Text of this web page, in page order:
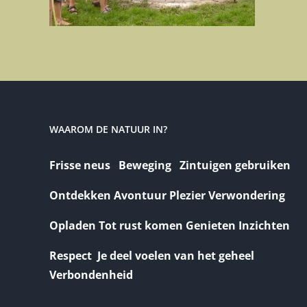
WAAROM DE NATUUR IN?
Frisse neus Beweging Zintuigen gebruiken
Ontdekken Avontuur Plezier Verwondering
Opladen Tot rust komen Genieten Inzichten
Respect Je deel voelen van het geheel
Verbondenheid